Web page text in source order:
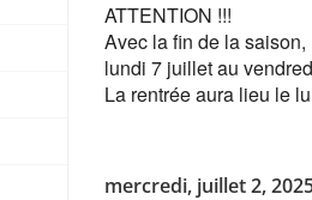
ATTENTION !!!
Avec la fin de la saison,
lundi 7 juillet au
La rentrée aura lieu le
mercredi, juillet 2,